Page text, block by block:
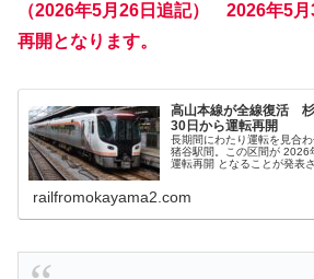
（2026年5月26日追記） 2026年5
再開となります。
高山本線が全線復活
30日から運転再開
長期間にわたり運転を見合
猪谷駅間。この区間が 2026
運転再開 となることが発表
railfromokayama2.com